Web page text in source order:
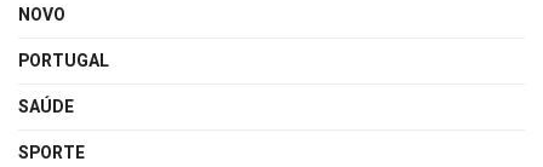
NOVO
PORTUGAL
SAÚDE
SPORTE